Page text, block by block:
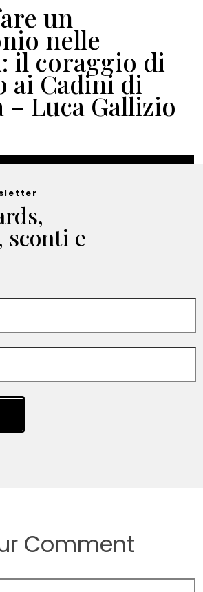
un
nelle
il coraggio di
ai Cadini di
Luca Gallizio
e
Comment